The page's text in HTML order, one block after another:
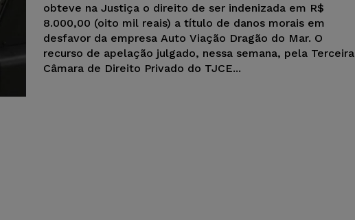
obteve na Justiça o direito de ser indenizada em R$
8.000,00 (oito mil reais) a título de danos morais em
desfavor da empresa Auto Viação Dragão do Mar. O
recurso de apelação julgado, nessa semana, pela Terceira
Câmara de Direito Privado do TJCE...